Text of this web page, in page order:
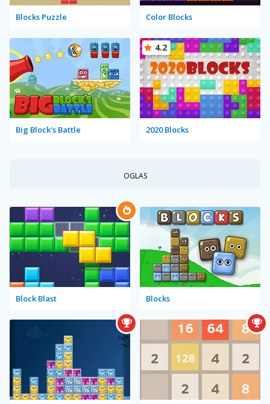
Blocks Puzzle Color Blocks
Big Block's Battle 2020 Blocks
4.2
OGLAS
Block Blast Blocks